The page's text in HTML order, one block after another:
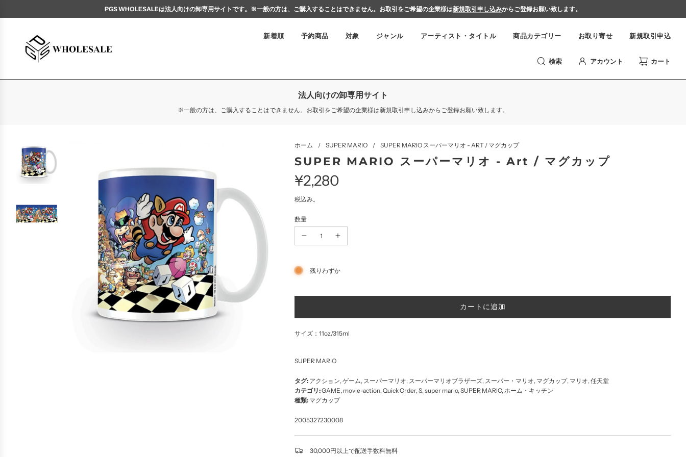
PGS WHOLESALEは法人向けの卸専用サイトです。※一般の方は、ご購入することはできません。お取引をご希望の企業様は新規取引申し込みからご登録お願い致します。
新着順 予約商品 対象 ジャンル アーティスト・タイトル 商品カテゴリー お取り寄せ 新規取引申込
検索 アカウント カート
法人向けの卸専用サイト
※一般の方は、ご購入することはできません。お取引をご希望の企業様は新規取引申し込みからご登録お願い致します。
ホーム / SUPER MARIO / SUPER MARIO スーパーマリオ - ART / マグカップ
SUPER MARIO スーパーマリオ - Art / マグカップ
セ
ー
ル
価
格
通
常
価
格
¥2,280
税込み。
数量
残りわずか
読
カートに追加
サイズ：11oz/315ml
SUPER MARIO
タグ: アクション,ゲーム, スーパーマリオ, スーパーマリオブラザーズ, スーパー・マリオ, マグカップ, マリオ,任天堂
カテゴリ:GAME, movie-action,Quick Order,S,super mario,SUPER MARIO, ホーム・キッチン
種類: マグカップ
2005327230008
30,000円以上で配送手数料無料